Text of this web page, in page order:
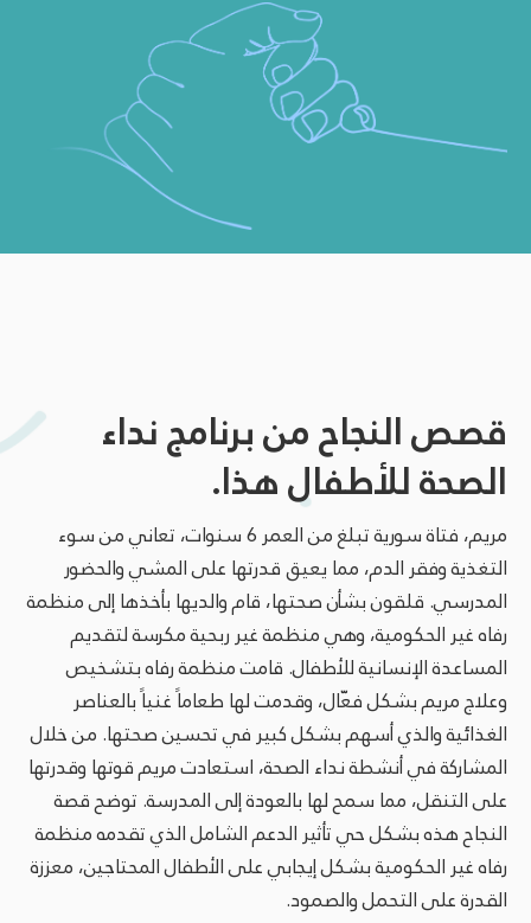
قصص النجاح من برنامج نداء
الصحة للأطفال هذا.
مريم، فتاة سورية تبلغ من العمر 6 سنوات، تعاني من سوء
التغذية وفقر الدم، مما يعيق قدرتها على المشي والحضور
المدرسي. قلقون بشأن صحتها، قام والديها بأخذها إلى منظمة
رفاه غير الحكومية، وهي منظمة غير ربحية مكرسة لتقديم
المساعدة الإنسانية للأطفال. قامت منظمة رفاه بتشخيص
وعلاج مريم بشكل فعّال، وقدمت لها طعاماً غنياً بالعناصر
الغذائية والذي أسهم بشكل كبير في تحسين صحتها. من خلال
المشاركة في أنشطة نداء الصحة، استعادت مريم قوتها وقدرتها
على التنقل، مما سمح لها بالعودة إلى المدرسة. توضح قصة
النجاح هذه بشكل حي تأثير الدعم الشامل الذي تقدمه منظمة
رفاه غير الحكومية بشكل إيجابي على الأطفال المحتاجين، معززة
القدرة على التحمل والصمود.